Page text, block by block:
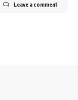
Leave a comment